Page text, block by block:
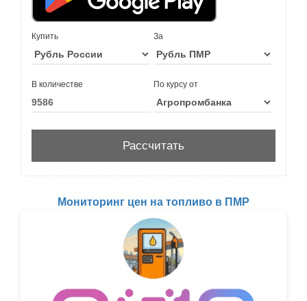
Купить За
В количестве По курсу от
Мониторинг цен на топливо в ПМР